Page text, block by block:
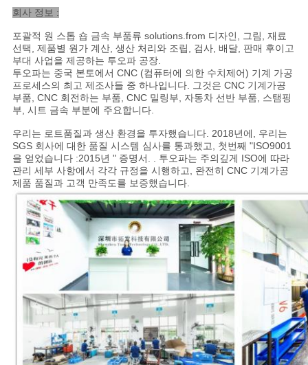
회사 정보 :
포괄적 원 스톱 숍 금속 부품류 solutions.from 디자인, 그림, 재료
선택, 제품별 원가 계산, 생산 처리와 조립, 검사, 배달, 판매 후이고
부대 사업을 제공하는 투오파 공장.
투오파는 중국 본토에서 CNC (컴퓨터에 의한 수치제어) 기계 가공
프로세스의 최고 제조사들 중 하나입니다. 그것은 CNC 기계가공
부품, CNC 회전하는 부품, CNC 밀링부, 자동차 선반 부품, 스탬핑
부, 시트 금속 부분에 주요합니다.
우리는 로트품질과 생산 환경을 투자했습니다. 2018년에, 우리는
SGS 회사에 대한 품질 시스템 심사를 통과했고, 첫번째 "ISO9001
을 얻었습니다 :2015년 " 증명서. . 투오파는 주의깊게 ISO에 따라
관리 세부 사항에서 각각 규정을 시행하고, 완전히 CNC 기계가공
제품 품질과 고객 만족도를 보증했습니다.